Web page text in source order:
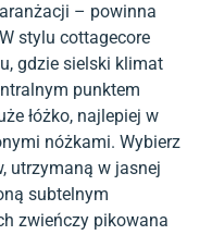
– powinna
stylu cottagecore
gdzie sielski klimat
punktem
łóżko, najlepiej w
nóżkami. Wybierz
utrzymaną w jasnej
subtelnym
zwieńczy pikowana